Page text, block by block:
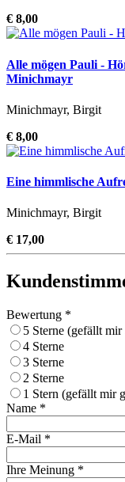
€ 8,00
Alle mögen Pauli -
Minichmayr
Minichmayr, Birgit
€ 8,00
Eine himmlische
Minichmayr, Birgit
€ 17,00
Bewertung *
5 Sterne (gefällt
4 Sterne
3 Sterne
2 Sterne
1 Stern (gefällt
Name *
E-Mail *
Ihre Meinung *